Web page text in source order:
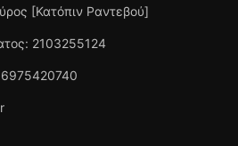
[Κατόπιν Ραντεβού]
2103255124